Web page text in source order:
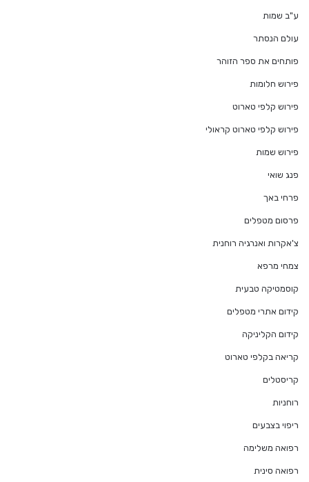
ע"ב שמות
עולם הנסתר
פותחים את ספר הזוהר
פירוש חלומות
פירוש קלפי טארוט
פירוש קלפי טארוט קראולי
פירוש שמות
פנג שואי
פרחי באך
פרסום מטפלים
צ'אקרות ואנרגיה רוחנית
צמחי מרפא
קוסמטיקה טבעית
קידום אתרי מטפלים
קידום הקליניקה
קריאה בקלפי טארוט
קריסטלים
רוחניות
ריפוי בצבעים
רפואה משלימה
רפואה סינית